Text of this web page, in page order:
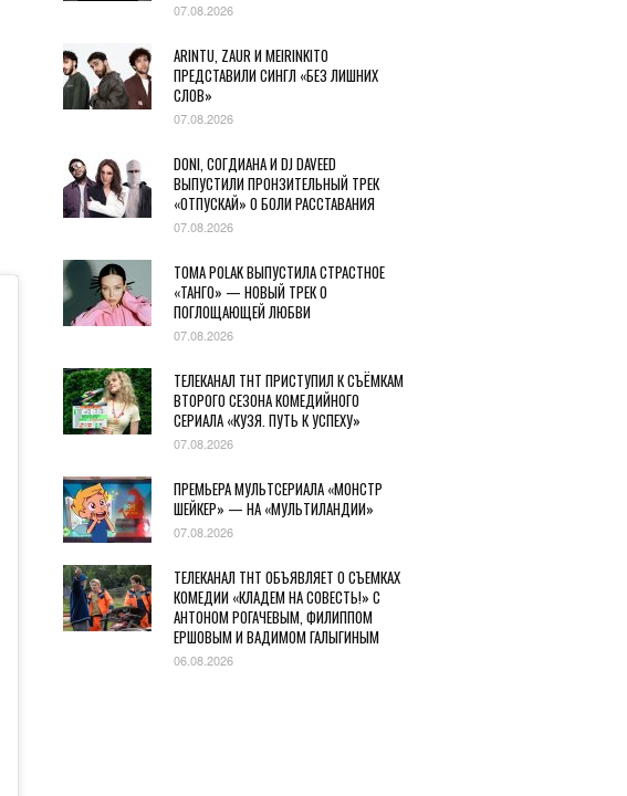
07.08.2026
ARINTU, ZAUR И MEIRINKITO
ПРЕДСТАВИЛИ СИНГЛ «БЕЗ ЛИШНИХ
СЛОВ»
07.08.2026
DONI, СОГДИАНА И DJ DAVEED
ВЫПУСТИЛИ ПРОНЗИТЕЛЬНЫЙ ТРЕК
«ОТПУСКАЙ» О БОЛИ РАССТАВАНИЯ
07.08.2026
TOMA POLAK ВЫПУСТИЛА СТРАСТНОЕ
«ТАНГО» — НОВЫЙ ТРЕК О
ПОГЛОЩАЮЩЕЙ ЛЮБВИ
07.08.2026
ТЕЛЕКАНАЛ ТНТ ПРИСТУПИЛ К СЪЁМКАМ
ВТОРОГО СЕЗОНА КОМЕДИЙНОГО
СЕРИАЛА «КУЗЯ. ПУТЬ К УСПЕХУ»
07.08.2026
ПРЕМЬЕРА МУЛЬТСЕРИАЛА «МОНСТР
ШЕЙКЕР» — НА «МУЛЬТИЛАНДИИ»
07.08.2026
ТЕЛЕКАНАЛ ТНТ ОБЪЯВЛЯЕТ О СЪЕМКАХ
КОМЕДИИ «КЛАДЕМ НА СОВЕСТЬ!» С
АНТОНОМ РОГАЧЕВЫМ, ФИЛИППОМ
ЕРШОВЫМ И ВАДИМОМ ГАЛЫГИНЫМ
06.08.2026